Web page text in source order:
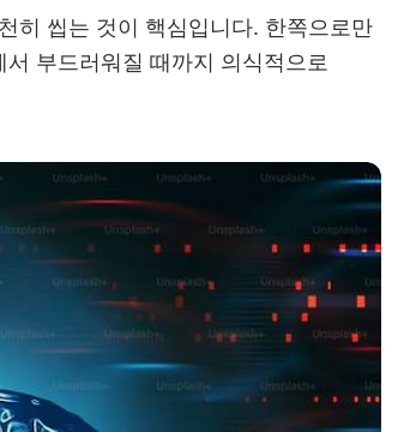
히 씹는 것이 핵심입니다. 한쪽으로만
부드러워질 때까지 의식적으로